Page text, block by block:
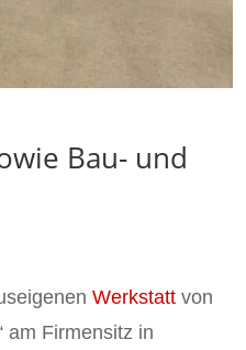
Bau- und
Werkstatt von
am Firmensitz in